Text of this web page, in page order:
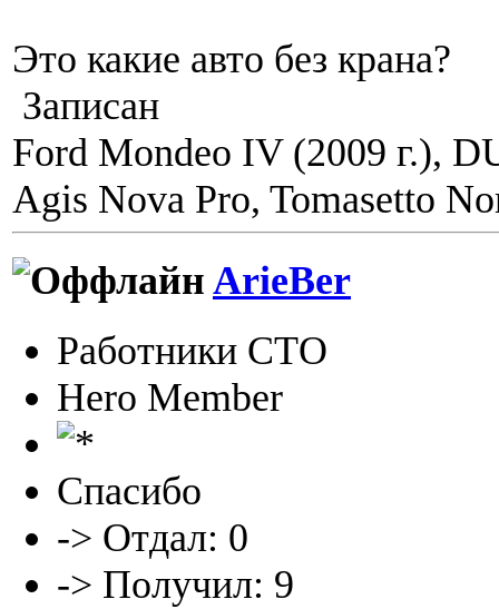
Это какие авто без крана?
Записан
Ford Mondeo IV (2009 г.),
Agis Nova Pro, Tomasetto
ArieBer
Работники СТО
Hero Member
Спасибо
-> Отдал: 0
-> Получил: 9